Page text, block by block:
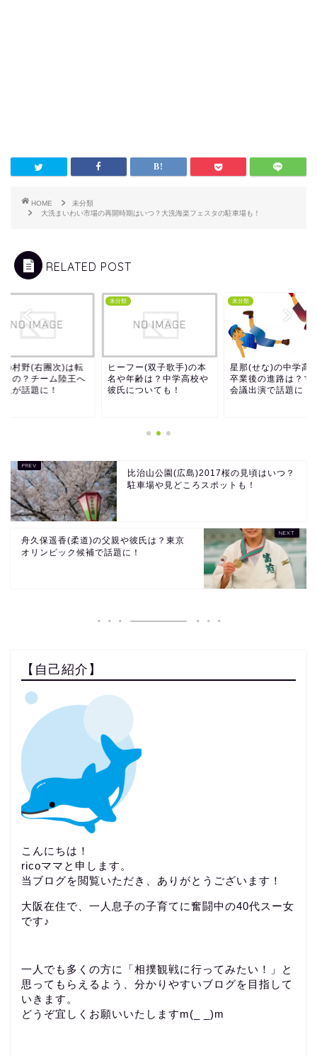
HOME
未分類
大洗まいわい市場の再開時期はいつ？大洗海楽フェスタの駐車場も！
RELATED POST
の村野(右團次)は転
るの？チーム陸王へ
入が話題に！
未分類
ヒーフー(双子歌手)の本
名や年齢は？中学高校や
彼氏についても！
未分類
星那(せな)の中学高
卒業後の進路は？マ
会議出演で話題に！
比治山公園(広島)2017桜の見頃はいつ？
駐車場や見どころスポットも！
舟久保遥香(柔道)の父親や彼氏は？東京
オリンピック候補で話題に！
【自己紹介】
こんにちは！
ricoママと申します。
当ブログを閲覧いただき、ありがとうございます！
大阪在住で、一人息子の子育てに奮闘中の40代スー女
です♪
一人でも多くの方に「相撲観戦に行ってみたい！」と
思ってもらえるよう、分かりやすいブログを目指して
いきます。
どうぞ宜しくお願いいたしますm(_ _)m